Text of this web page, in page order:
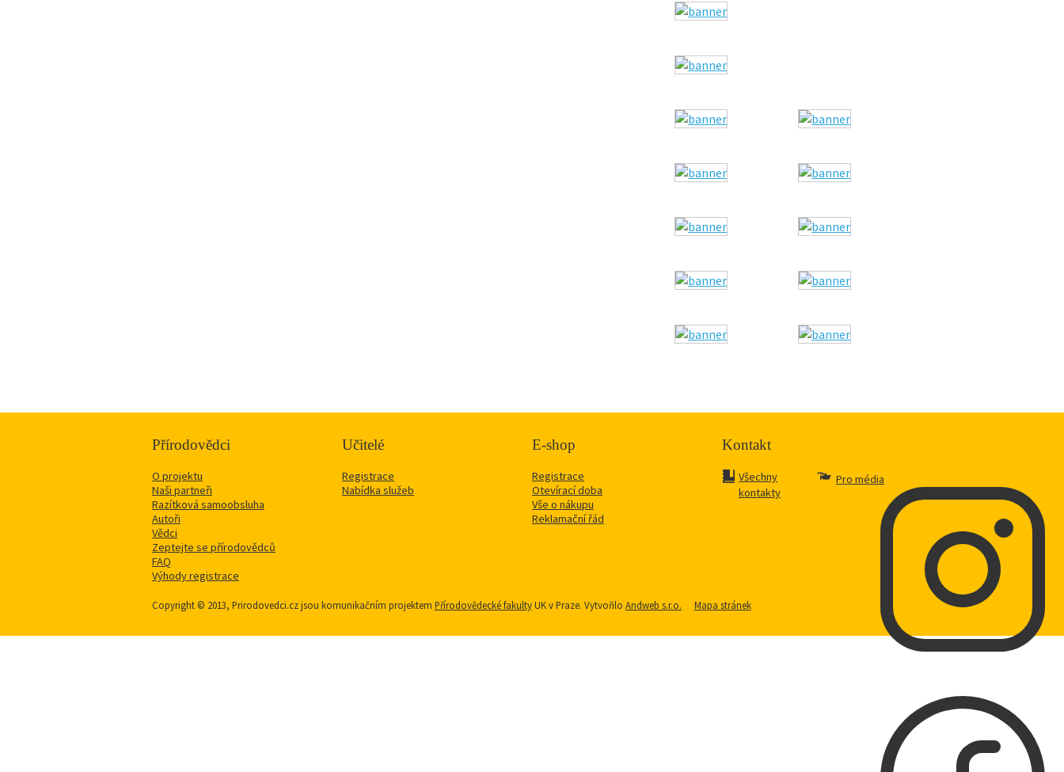
Přírodovědci
O projektu
Naši partneři
Razítková samoobsluha
Autoři
Vědci
Zeptejte se přírodovědců
FAQ
Výhody registrace
Učitelé
Registrace
Nabídka služeb
E-shop
Registrace
Otevírací doba
Vše o nákupu
Reklamační řád
Kontakt
Všechny
kontakty
Pro média
Copyright © 2013, Prirodovedci.cz jsou komunikačním projektem Přírodovědecké fakultyUK v Praze. Vytvořilo Andweb s.r.o. Mapa stránek